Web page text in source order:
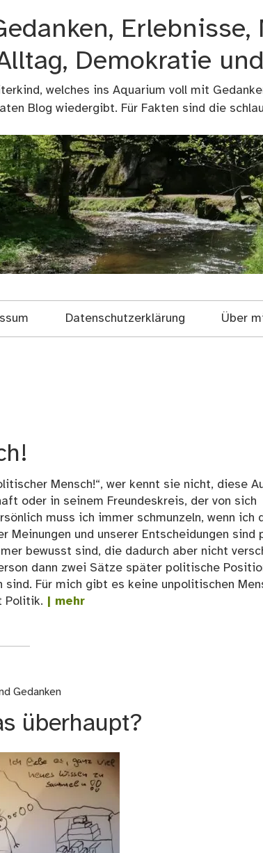
Erlebnisse,
Demokratie
welches ins Aquarium voll mit
Blog wiedergibt. Für Fakten sind die
Datenschutzerklärung Über
Mensch!“, wer kennt sie nicht, diese
oder in seinem Freundeskreis, der von sich
muss ich immer schmunzeln, wenn ich
Meinungen und unserer Entscheidungen sind
bewusst sind, die dadurch aber nicht
dann zwei Sätze später politische
Für mich gibt es keine unpolitischen
Politik. | mehr
Gedanken
überhaupt?